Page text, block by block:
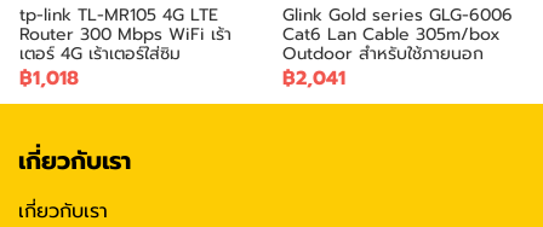
tp-link TL-MR105 4G LTE
Router 300 Mbps WiFi เร้า
เตอร์ 4G เร้าเตอร์ใส่ซิม
฿1,018
Glink Gold series GLG-6006
Cat6 Lan Cable 305m/box
Outdoor สำหรับใช้ภายนอก
฿2,041
เกี่ยวกับเรา
เกี่ยวกับเรา